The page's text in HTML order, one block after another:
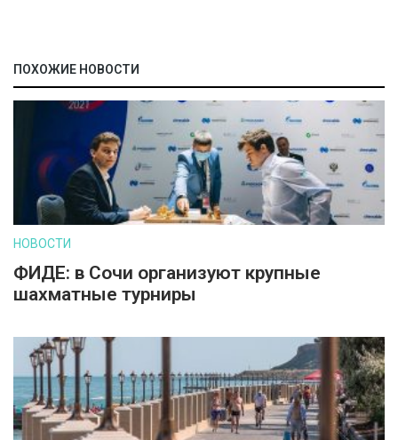
ПОХОЖИЕ НОВОСТИ
НОВОСТИ
ФИДЕ: в Сочи организуют крупные
шахматные турниры